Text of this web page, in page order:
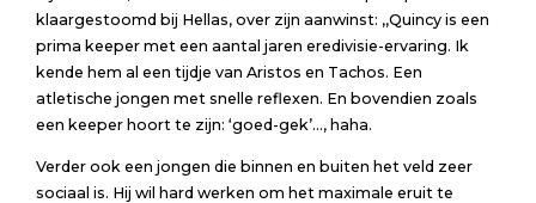
klaargestoomd bij Hellas, over zijn aanwinst: ,,Quincy is een
prima keeper met een aantal jaren eredivisie-ervaring. Ik
kende hem al een tijdje van Aristos en Tachos. Een
atletische jongen met snelle reflexen. En bovendien zoals
een keeper hoort te zijn: ‘goed-gek’…, haha.
Verder ook een jongen die binnen en buiten het veld zeer
sociaal is. Hij wil hard werken om het maximale eruit te